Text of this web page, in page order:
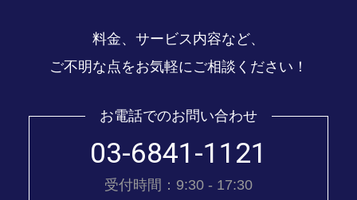
料金、サービス内容など、
ご不明な点をお気軽にご相談ください！
お電話でのお問い合わせ
03-6841-1121
受付時間：9:30 - 17:30